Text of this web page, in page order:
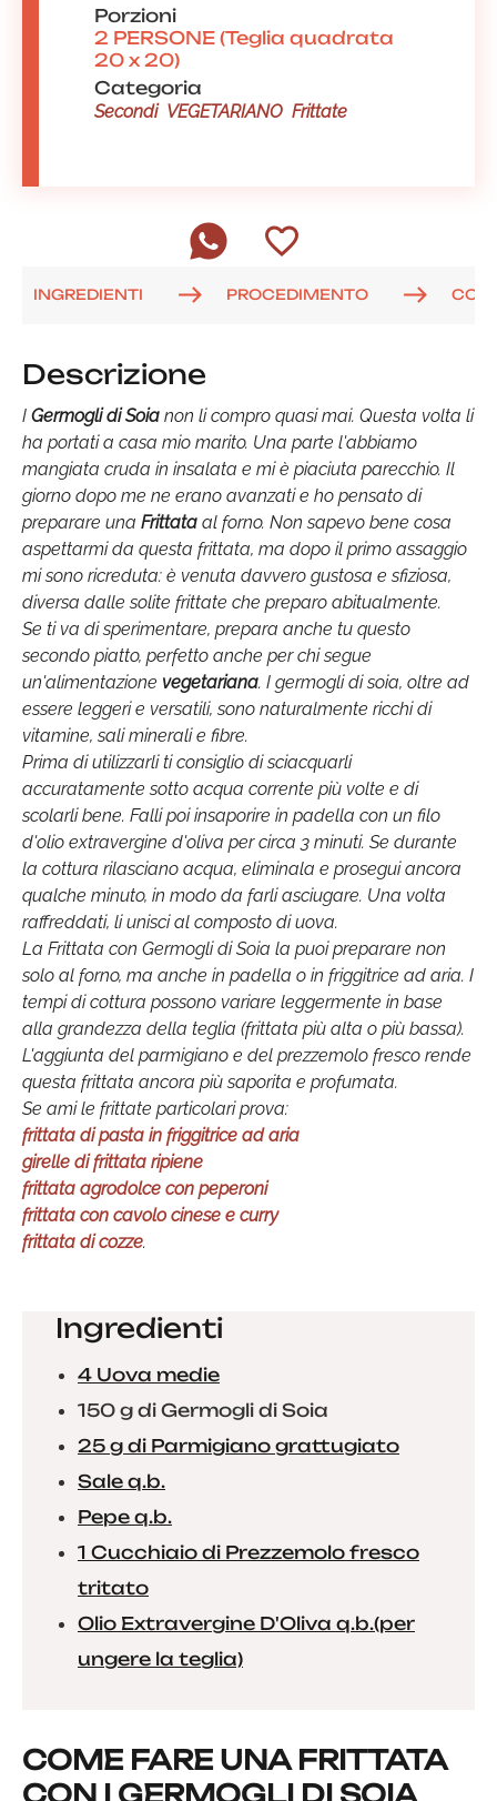
Porzioni
2 PERSONE (Teglia quadrata
20 x 20)
Categoria
Secondi VEGETARIANO Frittate
INGREDIENTI PROCEDIMENTO
Descrizione
I Germogli di Soia non li compro quasi mai. Questa volta li
ha portati a casa mio marito. Una parte l'abbiamo
mangiata cruda in insalata e mi è piaciuta parecchio. Il
giorno dopo me ne erano avanzati e ho pensato di
preparare una Frittata al forno. Non sapevo bene cosa
aspettarmi da questa frittata, ma dopo il primo assaggio
mi sono ricreduta: è venuta davvero gustosa e sfiziosa,
diversa dalle solite frittate che preparo abitualmente.
Se ti va di sperimentare, prepara anche tu questo
secondo piatto, perfetto anche per chi segue
un'alimentazione vegetariana. I germogli di soia, oltre ad
essere leggeri e versatili, sono naturalmente ricchi di
vitamine, sali minerali e fibre.
Prima di utilizzarli ti consiglio di sciacquarli
accuratamente sotto acqua corrente più volte e di
scolarli bene. Falli poi insaporire in padella con un filo
d'olio extravergine d'oliva per circa 3 minuti. Se durante
la cottura rilasciano acqua, eliminala e prosegui ancora
qualche minuto, in modo da farli asciugare. Una volta
raffreddati, li unisci al composto di uova.
La Frittata con Germogli di Soia la puoi preparare non
solo al forno, ma anche in padella o in friggitrice ad aria. I
tempi di cottura possono variare leggermente in base
alla grandezza della teglia (frittata più alta o più bassa).
L'aggiunta del parmigiano e del prezzemolo fresco rende
questa frittata ancora più saporita e profumata.
Se ami le frittate particolari prova:
frittata di pasta in friggitrice ad aria
girelle di frittata ripiene
frittata agrodolce con peperoni
frittata con cavolo cinese e curry
frittata di cozze.
Ingredienti
4 Uova medie
150 g di Germogli di Soia
25 g di Parmigiano grattugiato
Sale q.b.
Pepe q.b.
1 Cucchiaio di Prezzemolo fresco
tritato
Olio Extravergine D'Oliva q.b.(per
ungere la teglia)
COME FARE UNA FRITTATA
CON I GERMOGLI DI SOIA